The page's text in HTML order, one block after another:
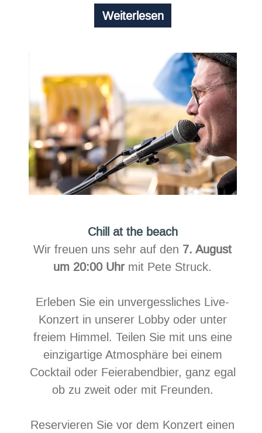
WeiterlesenRestaurant
DÜNE
Chill at the beach
Wir freuen uns sehr auf den 7. August
um 20:00 Uhr mit Pete Struck.
Erleben Sie ein unvergessliches Live-
Konzert in unserer Lobby oder unter
freiem Himmel. Teilen Sie mit uns eine
einzigartige Atmosphäre bei einem
Cocktail oder Feierabendbier, ganz egal
ob zu zweit oder mit Freunden.
Reservieren Sie vor dem Konzert einen